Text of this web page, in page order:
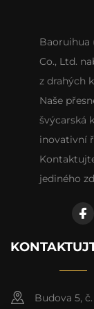
Baoruihua
Co., Ltd.
z drahých
Naše
švýcarská
inovativní
jediného
Budova 5,